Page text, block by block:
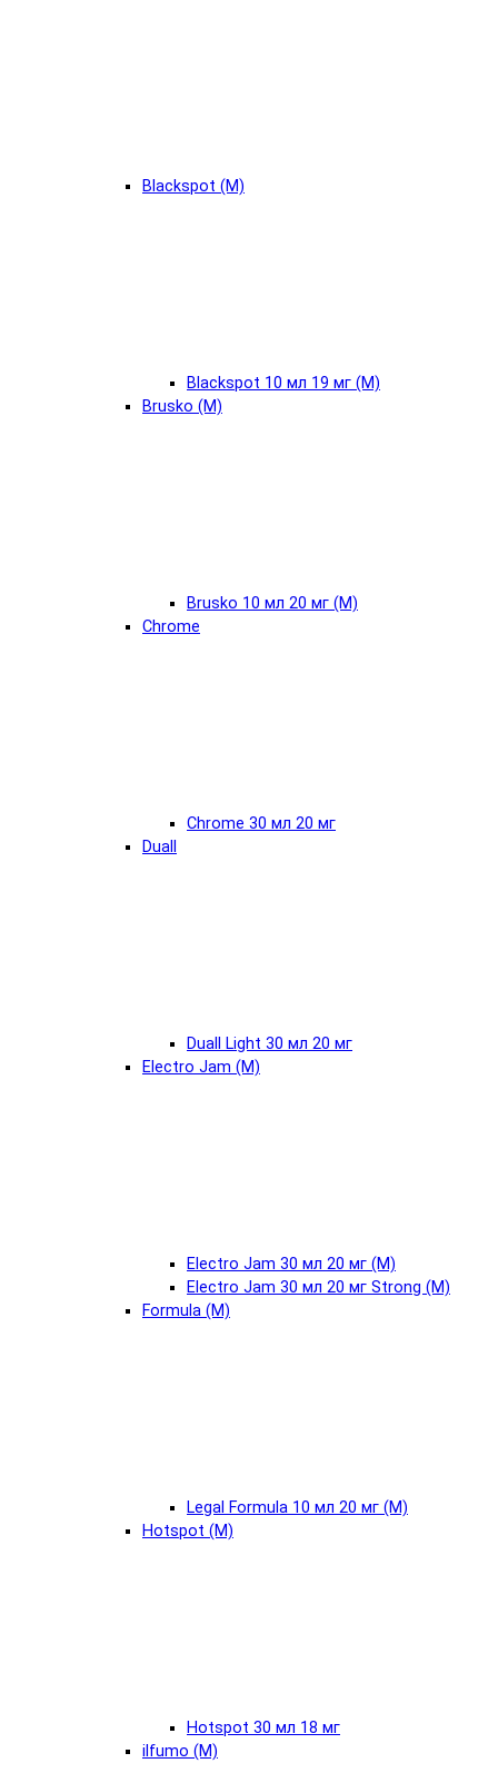
Blackspot (М)
Blackspot 10 мл 19 мг (М)
Brusko (М)
Brusko 10 мл 20 мг (М)
Chrome
Chrome 30 мл 20 мг
Duall
Duall Light 30 мл 20 мг
Electro Jam (М)
Electro Jam 30 мл 20 мг (М)
Electro Jam 30 мл 20 мг Strong (М)
Formula (М)
Legal Formula 10 мл 20 мг (М)
Hotspot (М)
Hotspot 30 мл 18 мг
ilfumo (М)